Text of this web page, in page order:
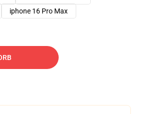
iphone 16 Pro Max